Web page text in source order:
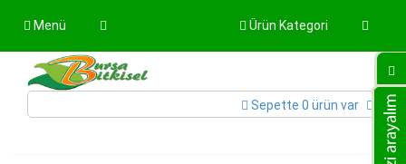
Menü Ürün Kategori
Sepette 0 ürün var